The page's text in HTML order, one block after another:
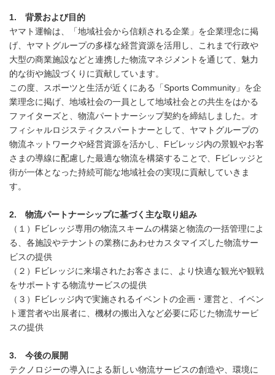
1. 背景および目的
ヤマト運輸は、「地域社会から信頼される企業」を企業理念に掲
げ、ヤマトグループの多様な経営資源を活用し、これまで行政や
大型の商業施設などと連携した物流マネジメントを通じて、魅力
的な街や施設づくりに貢献しています。
この度、スポーツと生活が近くにある「Sports Community」を企
業理念に掲げ、地域社会の一員として地域社会との共生をはかる
ファイターズと、物流パートナーシップ契約を締結しました。オ
フィシャルロジスティクスパートナーとして、ヤマトグループの
物流ネットワークや経営資源を活かし、Fビレッジ内の景観やお客
さまの導線に配慮した最適な物流を構築することで、Fビレッジと
街が一体となった持続可能な地域社会の実現に貢献していきま
す。
2. 物流パートナーシップに基づく主な取り組み
（１）Fビレッジ専用の物流スキームの構築と物流の一括管理によ
る、各施設やテナントの業務にあわせカスタマイズした物流サー
ビスの提供
（２）Fビレッジに来場されたお客さまに、より快適な観光や観戦
をサポートする物流サービスの提供
（３）Fビレッジ内で実施されるイベントの企画・運営と、イベン
ト運営者や出展者に、機材の搬出入など必要に応じた物流サービ
スの提供
3. 今後の展開
テクノロジーの導入による新しい物流サービスの創造や、環境に